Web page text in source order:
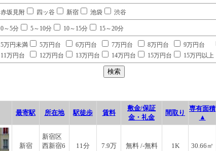
赤坂見附 四ッ谷 新宿 池袋 渋谷
0～5分 5～10分 10～15分 15～20分
5万円未満 5万円台 6万円台 7万円台 8万円台 9万円台
11万円台
12万円台 13万円台 14万円台 15万円台 15万円以上
最寄駅 所在地 駅徒歩 賃料
敷金/保証
金・礼金
間取り
専有面積
▲
新宿
新宿区
西新宿6
11分 7.9万 無料 /-無料 1K 30.66㎡